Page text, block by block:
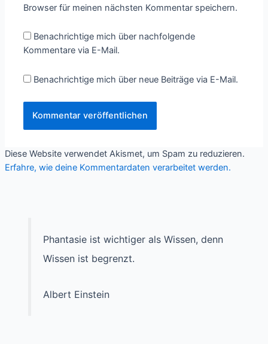
Browser für meinen nächsten Kommentar speichern.
Benachrichtige mich über nachfolgende
Kommentare via E-Mail.
Benachrichtige mich über neue Beiträge via E-Mail.
Diese Website verwendet Akismet, um Spam zu reduzieren.
Erfahre, wie deine Kommentardaten verarbeitet werden.
Phantasie ist wichtiger als Wissen, denn
Wissen ist begrenzt.
Albert Einstein